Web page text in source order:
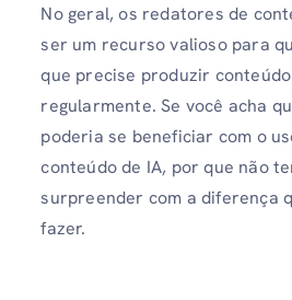
No geral, os redatores de
ser um recurso valioso para
que precise produzir
regularmente. Se você acha
poderia se beneficiar com o
conteúdo de IA, por que não
surpreender com a diferença
fazer.